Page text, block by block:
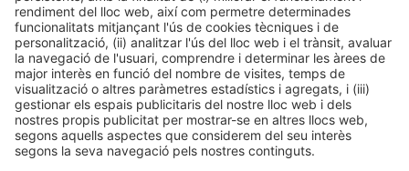
Descobreix més novetats dels
expositors d'Alimentaria
Facebook Twitter LinkedIn WhatsApp Email